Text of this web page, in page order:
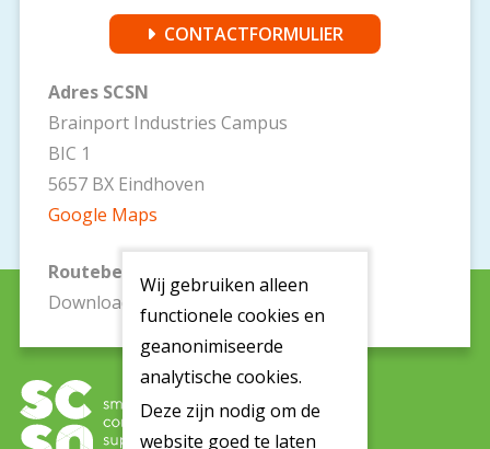
CONTACTFORMULIER
Adres SCSN
Brainport Industries Campus
BIC 1
5657 BX Eindhoven
Google Maps
Routebeschrijving
Download
hiereen routebeschrijving
Wij gebruiken alleen
functionele cookies en
geanonimiseerde
analytische cookies.
Deze zijn nodig om de
website goed te laten